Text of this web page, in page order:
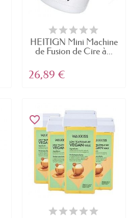
HEITIGN Mini Machine
de Fusion de Cire à...
26,89 €
favorite_border